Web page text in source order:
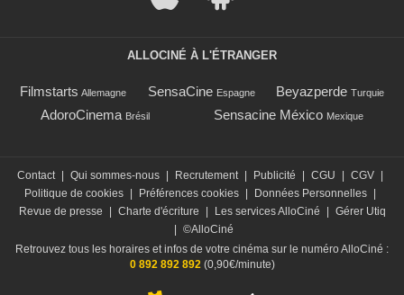
ALLOCINÉ À L'ÉTRANGER
Filmstarts Allemagne SensaCine Espagne Beyazperde Turquie
AdoroCinema Brésil Sensacine México Mexique
Contact Qui sommes-nous Recrutement Publicité CGU CGV
Politique de cookies
Préférences cookies Données Personnelles
Revue de presse
Charte d'écriture Les services AlloCiné
Gérer Utiq
©AlloCiné
Retrouvez tous les horaires et infos de votre cinéma sur le numéro AlloCiné :
0 892 892 892(0,90€/minute)